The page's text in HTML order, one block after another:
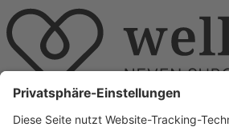
E-Mail